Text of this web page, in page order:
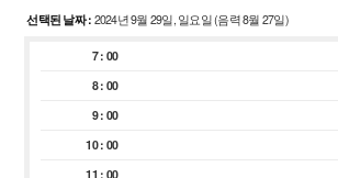
회원종목단체
종목단체
클럽등록 및 동호인 등록
참여마당
선택된 날짜 : 2024년 9월 29일, 일요일 (음력 8월 27일)
7 : 00
8 : 00
9 : 00
10 : 00
11 : 00